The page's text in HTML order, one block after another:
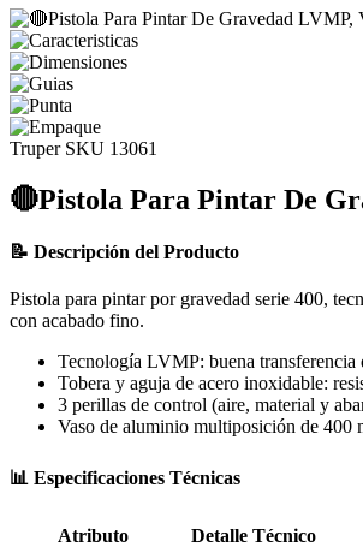
Truper SKU 13061
🔴Pistola Para Pintar De
📝 Descripción del Producto
Pistola para pintar por gravedad serie 400,
con acabado fino.
Tecnología LVMP: buena transferencia
Tobera y aguja de acero inoxidable:
3 perillas de control (aire, material y
Vaso de aluminio multiposición de 400
📊 Especificaciones Técnicas
Atributo
Detalle Técnico